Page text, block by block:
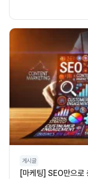
게시글
[마케팅] SEO만으로